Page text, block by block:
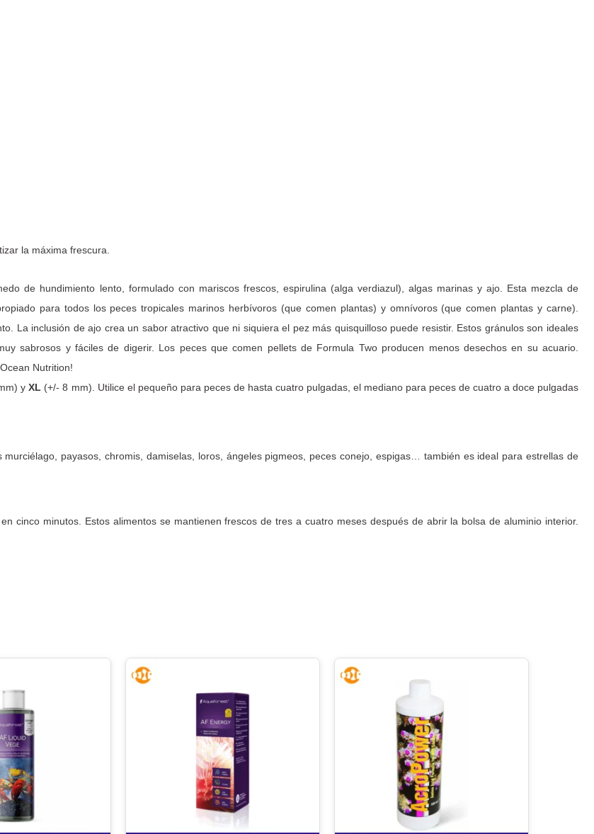
la máxima frescura.
de hundimiento lento, formulado con mariscos frescos, espirulina (alga verdiazul), algas marinas y ajo. Esta mezcla de
para todos los peces tropicales marinos herbívoros (que comen plantas) y omnívoros (que comen plantas y carne).
La inclusión de ajo crea un sabor atractivo que ni siquiera el pez más quisquilloso puede resistir. Estos gránulos son ideales
sabrosos y fáciles de digerir. Los peces que comen pellets de Formula Two producen menos desechos en su acuario.
Nutrition!
yXL (+/- 8 mm). Utilice el pequeño para peces de hasta cuatro pulgadas, el mediano para peces de cuatro a doce pulgadas
payasos, chromis, damiselas, loros, ángeles pigmeos, peces conejo, espigas… también es ideal para estrellas de
cinco minutos. Estos alimentos se mantienen frescos de tres a cuatro meses después de abrir la bolsa de aluminio interior.